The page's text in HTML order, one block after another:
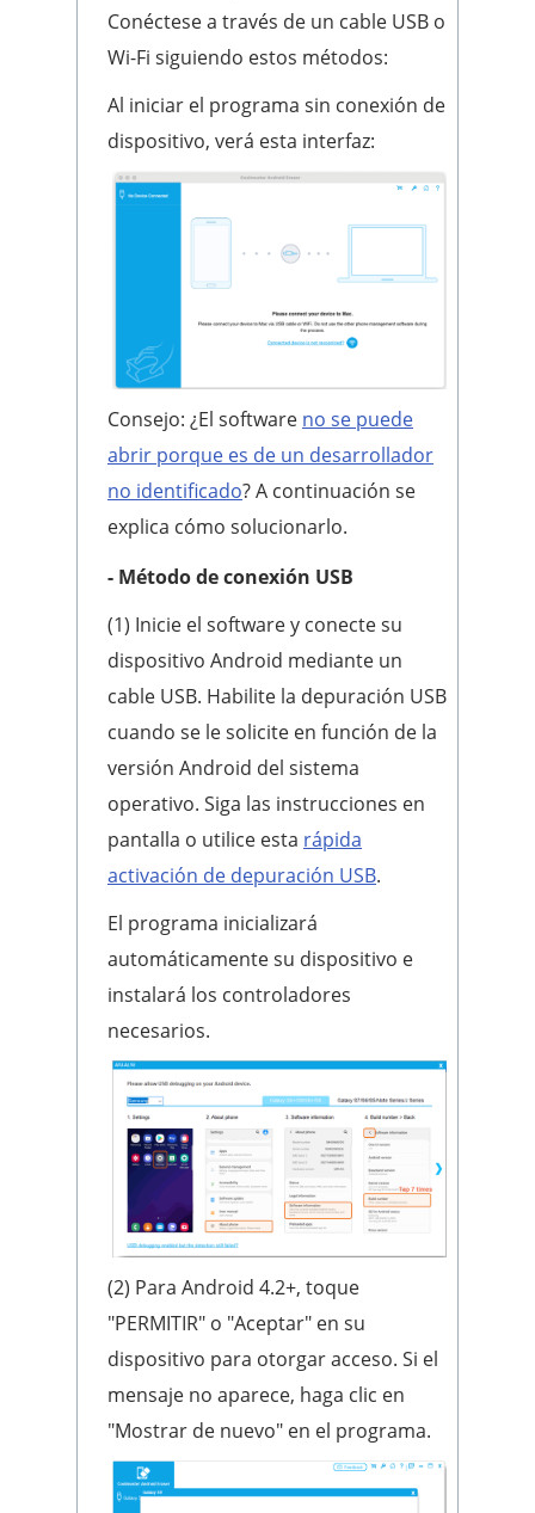
Conéctese a través de un cable USB o
Wi-Fi siguiendo estos métodos:
Al iniciar el programa sin conexión de
dispositivo, verá esta interfaz:
Consejo: ¿El software no se puede
abrir porque es de un desarrollador
no identificado? A continuación se
explica cómo solucionarlo.
- Método de conexión USB
(1) Inicie el software y conecte su
dispositivo Android mediante un
cable USB. Habilite la depuración USB
cuando se le solicite en función de la
versión Android del sistema
operativo. Siga las instrucciones en
pantalla o utilice esta rápida
activación de depuración USB.
El programa inicializará
automáticamente su dispositivo e
instalará los controladores
necesarios.
(2) Para Android 4.2+, toque
"PERMITIR" o "Aceptar" en su
dispositivo para otorgar acceso. Si el
mensaje no aparece, haga clic en
"Mostrar de nuevo" en el programa.